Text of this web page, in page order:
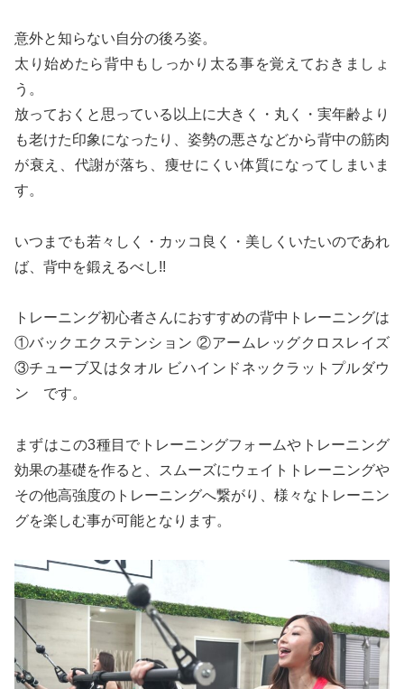
意外と知らない自分の後ろ姿。
太り始めたら背中もしっかり太る事を覚えておきましょ
う。
放っておくと思っている以上に大きく・丸く・実年齢より
も老けた印象になったり、姿勢の悪さなどから背中の筋肉
が衰え、代謝が落ち、痩せにくい体質になってしまいま
す。
いつまでも若々しく・カッコ良く・美しくいたいのであれ
ば、背中を鍛えるべし!!
トレーニング初心者さんにおすすめの背中トレーニングは
①バックエクステンション ②アームレッグクロスレイズ
③チューブ又はタオル ビハインドネックラットプルダウ
ン です。
まずはこの3種目でトレーニングフォームやトレーニング
効果の基礎を作ると、スムーズにウェイトトレーニングや
その他高強度のトレーニングへ繋がり、様々なトレーニン
グを楽しむ事が可能となります。